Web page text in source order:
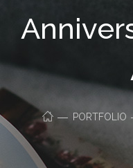
PORTFOLIO